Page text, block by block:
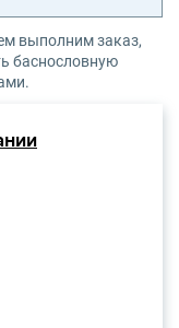
выполним заказ,
баснословную